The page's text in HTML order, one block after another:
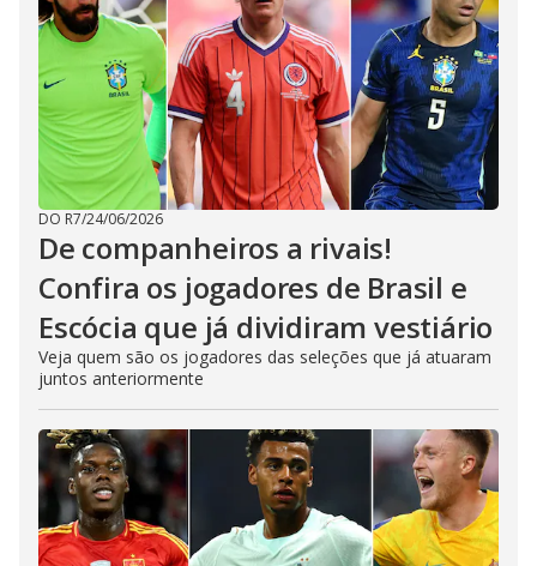
DO R7/24/06/2026
De companheiros a rivais!
Confira os jogadores de Brasil e
Escócia que já dividiram vestiário
Veja quem são os jogadores das seleções que já atuaram
juntos anteriormente